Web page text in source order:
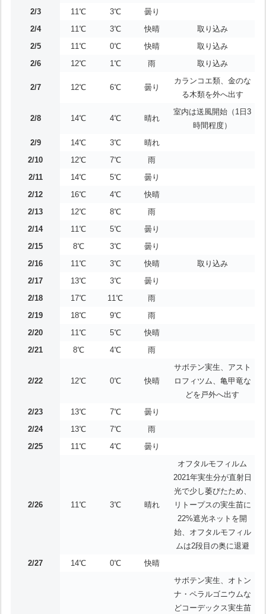
2/3 11℃ 3℃
曇り
2/4
11℃ 3℃ 快晴
取り込み
2/5
11℃ 0℃ 快晴
取り込み
2/6
12℃ 1℃ 雨 取り込み
2/7 12℃ 6℃ 曇り
カランコエ類、金のな
る木類を外へ出す
2/8 14℃ 4℃ 晴れ
室内は送風開始（1日3
時間程度）
2/9
14℃ 3℃
晴れ
2/10
12℃ 7℃
雨
2/11
14℃ 5℃
曇り
2/12
16℃ 4℃
快晴
2/13
12℃ 8℃
雨
2/14
11℃ 5℃
曇り
2/15
8℃ 3℃
曇り
2/16
11℃ 3℃ 快晴
取り込み
2/17
13℃ 3℃
曇り
2/18
17℃ 11℃
雨
2/19
18℃ 9℃
雨
2/20
11℃ 5℃
快晴
2/21
8℃ 4℃ 雨
2/22 12℃ 0℃ 快晴
サボテン実生、アスト
ロフィツム、亀甲竜な
どを戸外へ出す
2/23
13℃ 7℃
曇り
2/24
13℃ 7℃
雨
2/25
11℃ 4℃ 曇り
2/26 11℃ 3℃ 晴れ
オフタルモフィルム
2021年実生分が直射日
光で少し萎びたため、
リトープスの実生苗に
22%遮光ネットを開
始、オフタルモフィル
ムは2段目の奥に退避
2/27
14℃ 0℃ 快晴
サボテン実生、オトン
ナ・ペラルゴニウムな
どコーデックス実生苗